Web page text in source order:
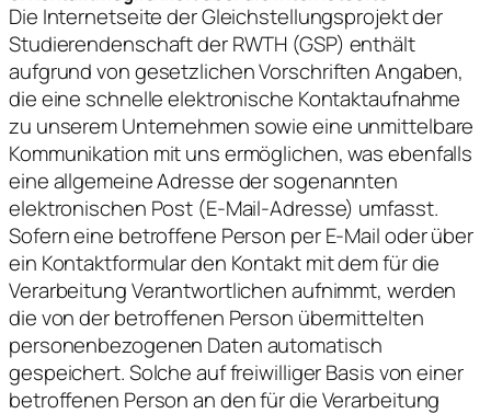
Die Internetseite der Gleichstellungsprojekt der
Studierendenschaft der RWTH (GSP) enthält
aufgrund von gesetzlichen Vorschriften Angaben,
die eine schnelle elektronische Kontaktaufnahme
zu unserem Unternehmen sowie eine unmittelbare
Kommunikation mit uns ermöglichen, was ebenfalls
eine allgemeine Adresse der sogenannten
elektronischen Post (E-Mail-Adresse) umfasst.
Sofern eine betroffene Person per E-Mail oder über
ein Kontaktformular den Kontakt mit dem für die
Verarbeitung Verantwortlichen aufnimmt, werden
die von der betroffenen Person übermittelten
personenbezogenen Daten automatisch
gespeichert. Solche auf freiwilliger Basis von einer
betroffenen Person an den für die Verarbeitung